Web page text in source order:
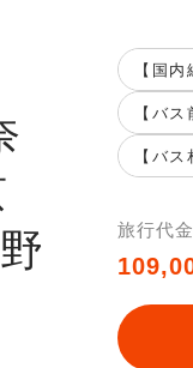
【国
【バ
【バ
旅行代